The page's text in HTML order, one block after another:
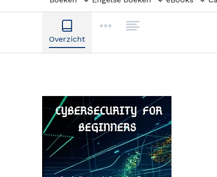
Overzicht